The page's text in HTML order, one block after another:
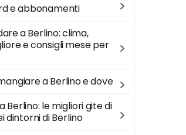
e abbonamenti
a Berlino: clima,
e consigli mese per
a Berlino e dove
Berlino: le migliori gite di
dintorni di Berlino